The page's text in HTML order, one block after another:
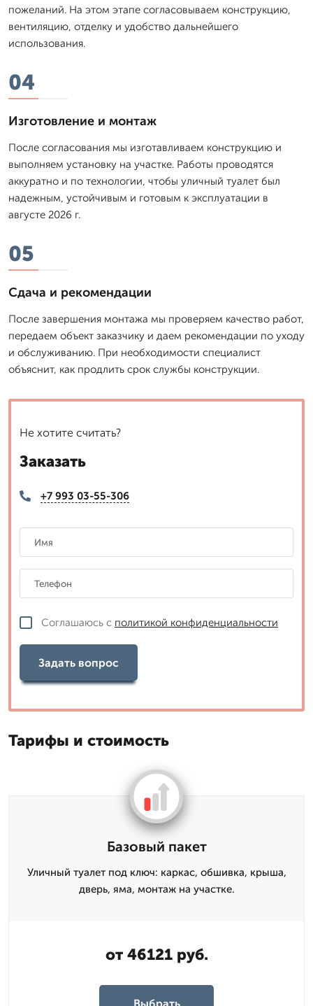
пожеланий. На этом этапе согласовываем конструкцию,
вентиляцию, отделку и удобство дальнейшего
использования.
04
Изготовление и монтаж
После согласования мы изготавливаем конструкцию и
выполняем установку на участке. Работы проводятся
аккуратно и по технологии, чтобы уличный туалет был
надежным, устойчивым и готовым к эксплуатации в
августе 2026 г.
05
Сдача и рекомендации
После завершения монтажа мы проверяем качество работ,
передаем объект заказчику и даем рекомендации по уходу
и обслуживанию. При необходимости специалист
объяснит, как продлить срок службы конструкции.
Не хотите считать?
Заказать
+7 993 03-55-306
Соглашаюсь с политикой конфиденциальности
Задать вопрос
Тарифы и стоимость
Базовый пакет
Уличный туалет под ключ: каркас, обшивка, крыша,
дверь, яма, монтаж на участке.
от 46121 руб.
Выбрать